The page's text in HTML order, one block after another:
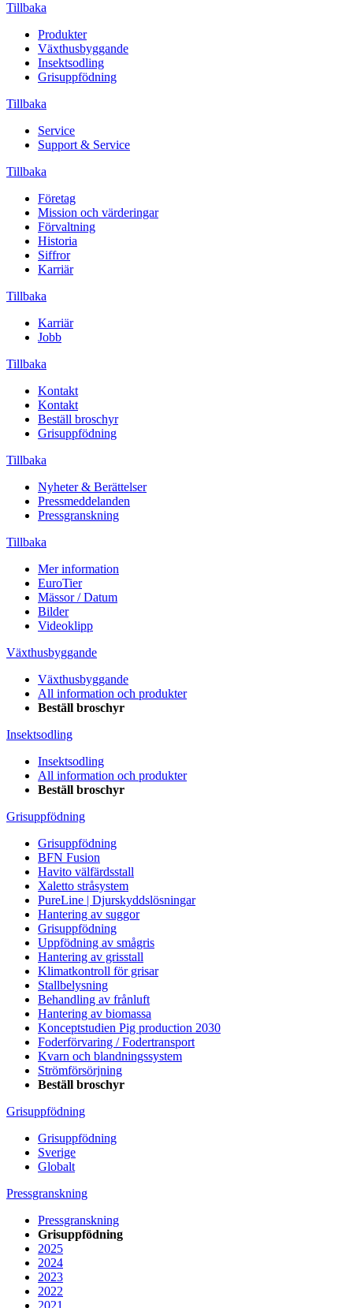
Tillbaka
Produkter
Växthusbyggande
Insektsodling
Grisuppfödning
Tillbaka
Service
Support & Service
Tillbaka
Företag
Mission och värderingar
Förvaltning
Historia
Siffror
Karriär
Tillbaka
Karriär
Jobb
Tillbaka
Kontakt
Kontakt
Beställ broschyr
Grisuppfödning
Tillbaka
Nyheter & Berättelser
Pressmeddelanden
Pressgranskning
Tillbaka
Mer information
EuroTier
Mässor / Datum
Bilder
Videoklipp
Växthusbyggande
Växthusbyggande
All information och produkter
Beställ broschyr
Insektsodling
Insektsodling
All information och produkter
Beställ broschyr
Grisuppfödning
Grisuppfödning
BFN Fusion
Havito välfärdsstall
Xaletto stråsystem
PureLine | Djurskyddslösningar
Hantering av suggor
Grisuppfödning
Uppfödning av smågris
Hantering av grisstall
Klimatkontroll för grisar
Stallbelysning
Behandling av frånluft
Hantering av biomassa
Konceptstudien Pig production 2030
Foderförvaring / Fodertransport
Kvarn och blandningssystem
Strömförsörjning
Beställ broschyr
Grisuppfödning
Grisuppfödning
Sverige
Globalt
Pressgranskning
Pressgranskning
Grisuppfödning
2025
2024
2023
2022